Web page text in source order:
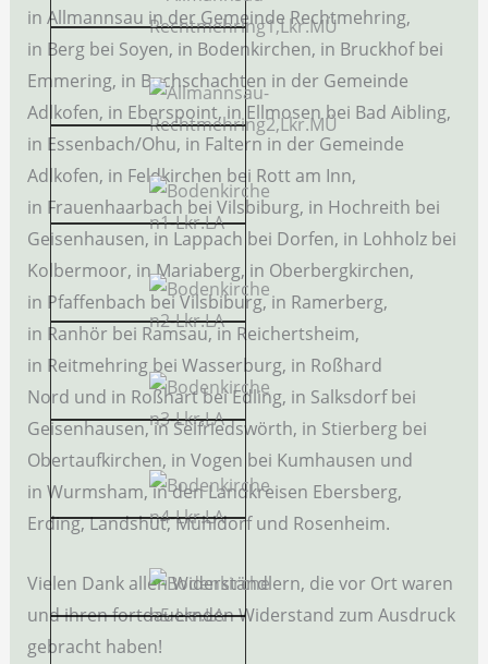
in Allmannsau in der Gemeinde Rechtmehring,
in Berg bei Soyen, in Bodenkirchen, in Bruckhof bei
Emmering, in Buchschachten in der Gemeinde
Adlkofen, in Eberspoint, in Ellmosen bei Bad Aibling,
in Essenbach/Ohu, in Faltern in der Gemeinde
Adlkofen, in Feldkirchen bei Rott am Inn,
in Frauenhaarbach bei Vilsbiburg, in Hochreith bei
Geisenhausen, in Lappach bei Dorfen, in Lohholz bei
Kolbermoor, in Mariaberg, in Oberbergkirchen,
in Pfaffenbach bei Vilsbiburg, in Ramerberg,
in Ranhör bei Ramsau, in Reichertsheim,
in Reitmehring bei Wasserburg, in Roßhard
Nord und in Roßhart bei Edling, in Salksdorf bei
Geisenhausen, in Seifriedswörth, in Stierberg bei
Obertaufkirchen, in Vogen bei Kumhausen und
in Wurmsham, in den Landkreisen Ebersberg,
Erding, Landshut, Mühldorf und Rosenheim.
Vielen Dank allen Widerständlern, die vor Ort waren
und ihren fortdauernden Widerstand zum Ausdruck
gebracht haben!